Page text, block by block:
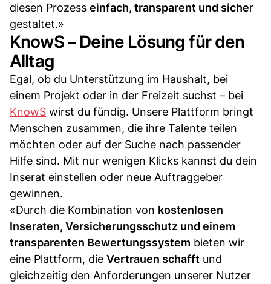
diesen Prozess einfach, transparent und sicher
gestaltet.»
KnowS – Deine Lösung für den
Alltag
Egal, ob du Unterstützung im Haushalt, bei
einem Projekt oder in der Freizeit suchst – bei
KnowS wirst du fündig. Unsere Plattform bringt
Menschen zusammen, die ihre Talente teilen
möchten oder auf der Suche nach passender
Hilfe sind. Mit nur wenigen Klicks kannst du dein
Inserat einstellen oder neue Auftraggeber
gewinnen.
«Durch die Kombination von kostenlosen
Inseraten, Versicherungsschutz und einem
transparenten Bewertungssystem bieten wir
eine Plattform, die Vertrauen schafft und
gleichzeitig den Anforderungen unserer Nutzer